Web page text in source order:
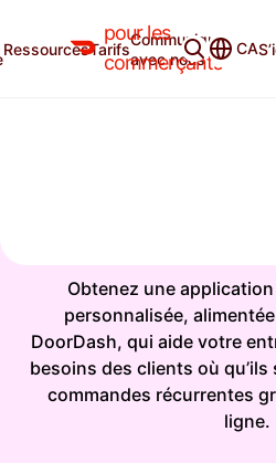
pour les
commerçants
RessourcesTarifs
Communiquer
avec nous
CA
Everything you need to
now free for 2
Obtenez une
personnalisée,
DoorDash, qui aide votre
besoins des clients où
commandes récurrentes
ligne.